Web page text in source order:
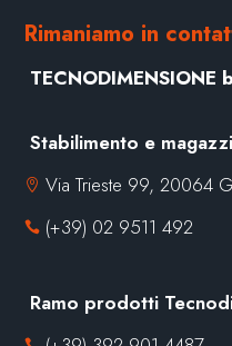
Rimaniamo in
TECNODIMENSIONE
Stabilimento e
 Via Trieste 99, 20064
 (+39) 02 9511 492
Ramo prodotti